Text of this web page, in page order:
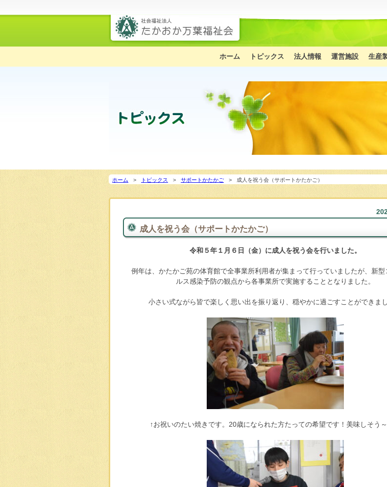
ホーム トピックス 法人情報 運営施設 生産
ホーム トピックス サポートかたかご 成人を祝う会（サポートかたかご）
成人を祝う会（サポートかたかご）
令和５年１月６日（金）に成人を祝う会を行いました。
例年は、かたかご苑の体育館で全事業所利用者が集まって行っていましたが、新型
ルス感染予防の観点から各事業所で実施することとなりました。
小さい式ながら皆で楽しく思い出を振り返り、穏やかに過ごすことができまし
↑お祝いのたい焼きです。20歳になられた方たっての希望です！美味しそう